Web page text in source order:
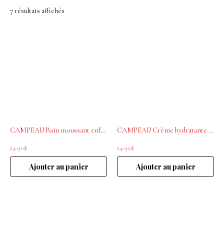
7 résultats affichés
CAMPEAU Bain moussant enfants 500ml
24.90$
Ajouter au panier
CAMPEAU Crème hydratante bébé 250ml
24.90$
Ajouter au panier